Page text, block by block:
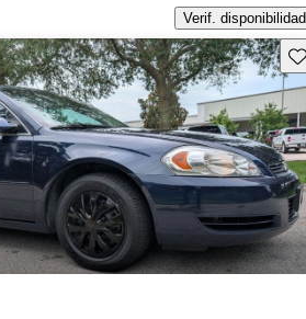
Verif. disponibilidad